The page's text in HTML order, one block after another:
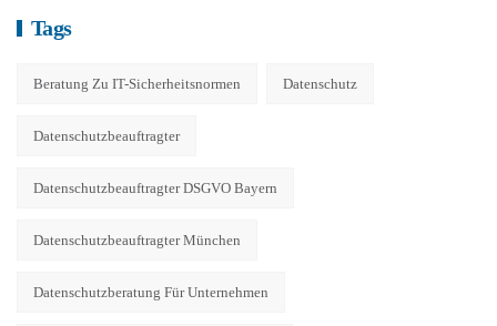
Tags
Beratung Zu IT-Sicherheitsnormen Datenschutz
Datenschutzbeauftragter
Datenschutzbeauftragter DSGVO Bayern
Datenschutzbeauftragter München
Datenschutzberatung Für Unternehmen